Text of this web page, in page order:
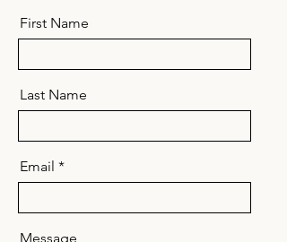
First Name
Last Name
Email
Message